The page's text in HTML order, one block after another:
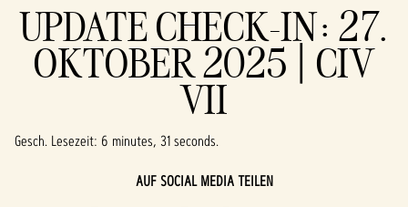
UPDATE CHECK-IN: 27.
OKTOBER 2025 | CIV
VII
Gesch. Lesezeit 6 minutes, 31 seconds
AUF SOCIAL MEDIA TEILEN